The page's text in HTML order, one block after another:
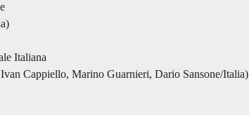
Italiana
Cappiello, Marino Guarnieri, Dario Sansone/Italia)